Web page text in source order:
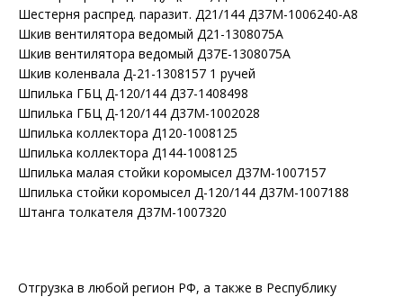
Шестерня распред. паразит. Д21/144 Д37М-1006240-А8
Шкив вентилятора ведомый Д21-1308075А
Шкив вентилятора ведомый Д37Е-1308075А
Шкив коленвала Д-21-1308157 1 ручей
Шпилька ГБЦ Д-120/144 Д37-1408498
Шпилька ГБЦ Д-120/144 Д37М-1002028
Шпилька коллектора Д120-1008125
Шпилька коллектора Д144-1008125
Шпилька малая стойки коромысел Д37М-1007157
Шпилька стойки коромысел Д-120/144 Д37М-1007188
Штанга толкателя Д37М-1007320
Отгрузка в любой регион РФ, а также в Республику